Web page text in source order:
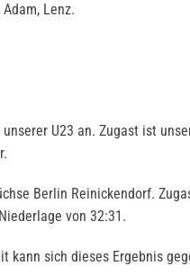
Lenz.
U23 an. Zugast ist
Berlin Reinickendorf.
von 32:31.
kann sich dieses Ergebnis